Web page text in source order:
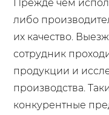
Прежде чем
либо
их качество.
сотрудник
продукции и
производства.
конкурентные